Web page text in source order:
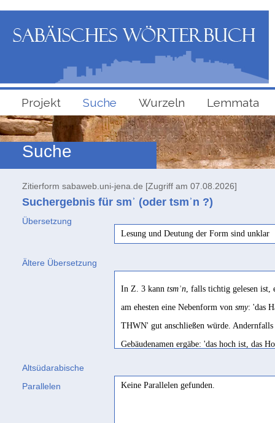
Projekt Suche Wurzeln Lemmata
Suche
Zitierform sabaweb.uni-jena.de [Zugriff am 07.08.2026]
Suchergebnis für smʾ (oder tsmʾn ?)
Übersetzung
Lesung und Deutung der Form sind unklar
Ältere Übersetzung
In Z. 3 kann tsmʾn, falls tichtig gelesen ist,
am ehesten eine Nebenform von smy: 'das
THWN' gut anschließen würde.
Gebäudenamen ergäbe: 'das hoch ist, das
Höfner 1981, 18
Altsüdarabische
Parallelen
Keine Parallelen gefunden.